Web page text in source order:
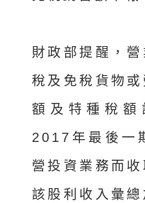
財政部提醒，
稅及免稅貨物
額及特種稅額
2017年最後一
營投資業務而
該股利收入彙